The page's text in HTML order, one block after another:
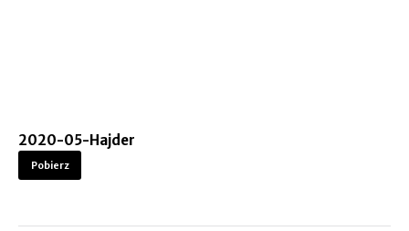
2020-05-Hajder
Pobierz